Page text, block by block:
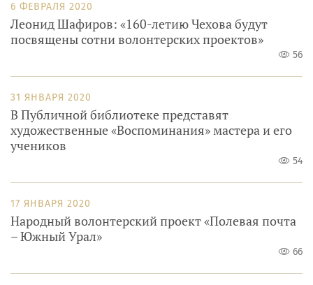
6 ФЕВРАЛЯ 2020
Леонид Шафиров: «160-летию Чехова будут
посвящены сотни волонтерских проектов»
56
31 ЯНВАРЯ 2020
В Публичной библиотеке представят
художественные «Воспоминания» мастера и его
учеников
54
17 ЯНВАРЯ 2020
Народный волонтерский проект «Полевая почта
– Южный Урал»
66